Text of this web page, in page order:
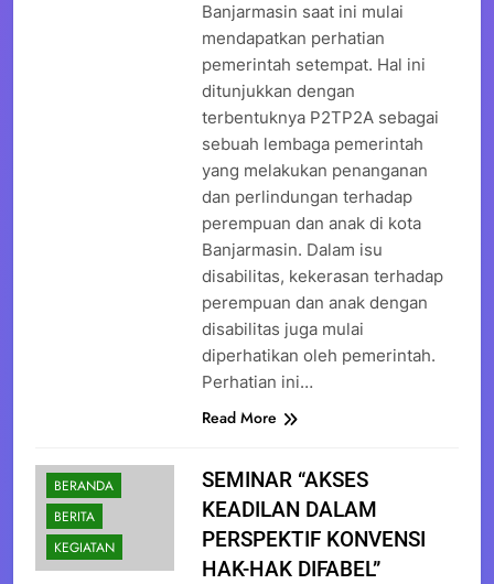
Banjarmasin saat ini mulai
mendapatkan perhatian
pemerintah setempat. Hal ini
ditunjukkan dengan
terbentuknya P2TP2A sebagai
sebuah lembaga pemerintah
yang melakukan penanganan
dan perlindungan terhadap
perempuan dan anak di kota
Banjarmasin. Dalam isu
disabilitas, kekerasan terhadap
perempuan dan anak dengan
disabilitas juga mulai
diperhatikan oleh pemerintah.
Perhatian ini…
Read More
BERANDA
BERITA
KEGIATAN
SEMINAR “AKSES
KEADILAN DALAM
PERSPEKTIF KONVENSI
HAK-HAK DIFABEL”